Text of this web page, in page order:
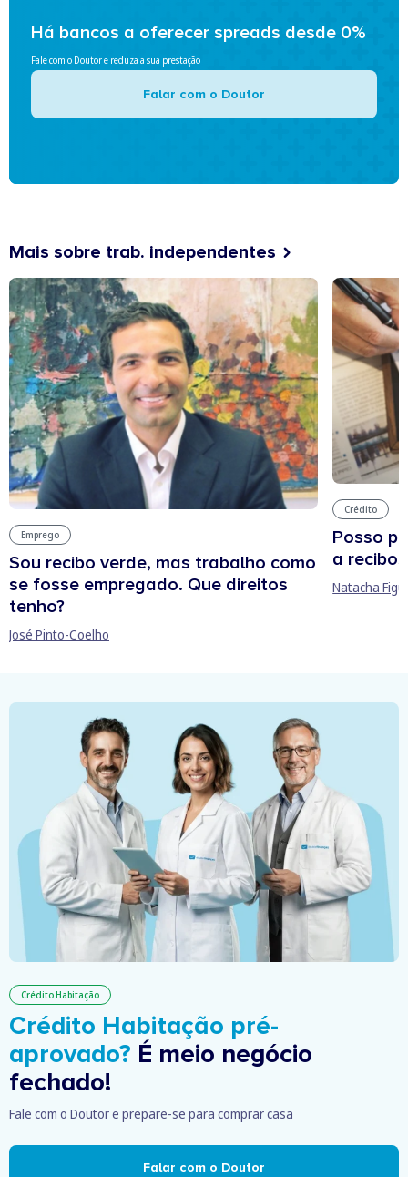
Há bancos a oferecer spreads desde 0%
Fale com o Doutor e reduza a sua prestação
Falar com o Doutor
Mais sobre trab. independentes
Emprego
Sou recibo verde, mas trabalho como
se fosse empregado. Que direitos
tenho?
José Pinto-Coelho
Crédito
Posso
a
Natacha
Crédito Habitação
Crédito Habitação pré-
aprovado? É meio negócio
fechado!
Fale com o Doutor e prepare-se para comprar casa
Falar com o Doutor